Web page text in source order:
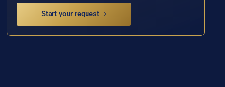
Start your request